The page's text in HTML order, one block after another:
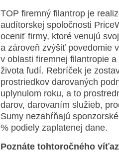
TOP firemný filantrop je
audítorskej spoločnosti
oceniť firmy, ktoré venujú
a zároveň zvýšiť povedomie
v oblasti firemnej filantropie
života ľudí. Rebríček je
prostriedkov darovaných
uplynulom roku, a to
darov, darovaním služieb,
Sumy nezahŕňajú
% podiely zaplatenej dane.
Poznáte tohtoročného